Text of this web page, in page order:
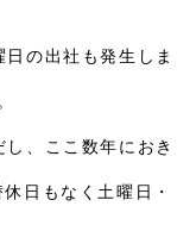
生しま
におき
日もなく土曜日・